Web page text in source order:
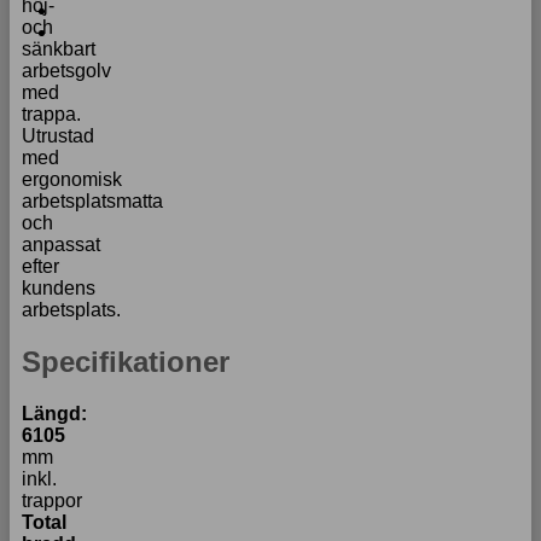
höj-
och
sänkbart
arbetsgolv
med
trappa.
Utrustad
med
ergonomisk
arbetsplatsmatta
och
anpassat
efter
kundens
arbetsplats.
Specifikationer
Längd:
6105
mm
inkl.
trappor
Total
uppbyggnad,
baserat på
hur
hemsidan
används.
Upplevelse
För att vår
hemsida ska
prestera så
bra som
möjligt
under ditt
du nekar de
här kakorna
kommer viss
funktionalitet
att försvinna
från
hemsidan.